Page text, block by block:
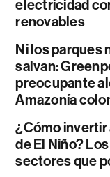
electricidad
renovables
Ni los parques
salvan:
preocupante
Amazonía
¿Cómo
de El Niño?
sectores que